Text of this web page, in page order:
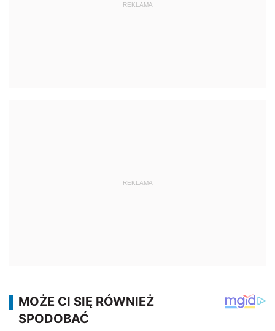
REKLAMA
REKLAMA